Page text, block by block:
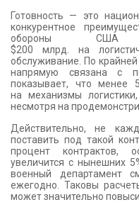
Готовность — это
конкурентное
обороны США
$200 млрд. на
обслуживание. По
напрямую связана с
показывает, что менее
на механизмы
несмотря на
Действительно, не
поставить под такой
процент контрактов,
увеличится с нынешних
военный департамент
ежегодно. Таковы
может значительно